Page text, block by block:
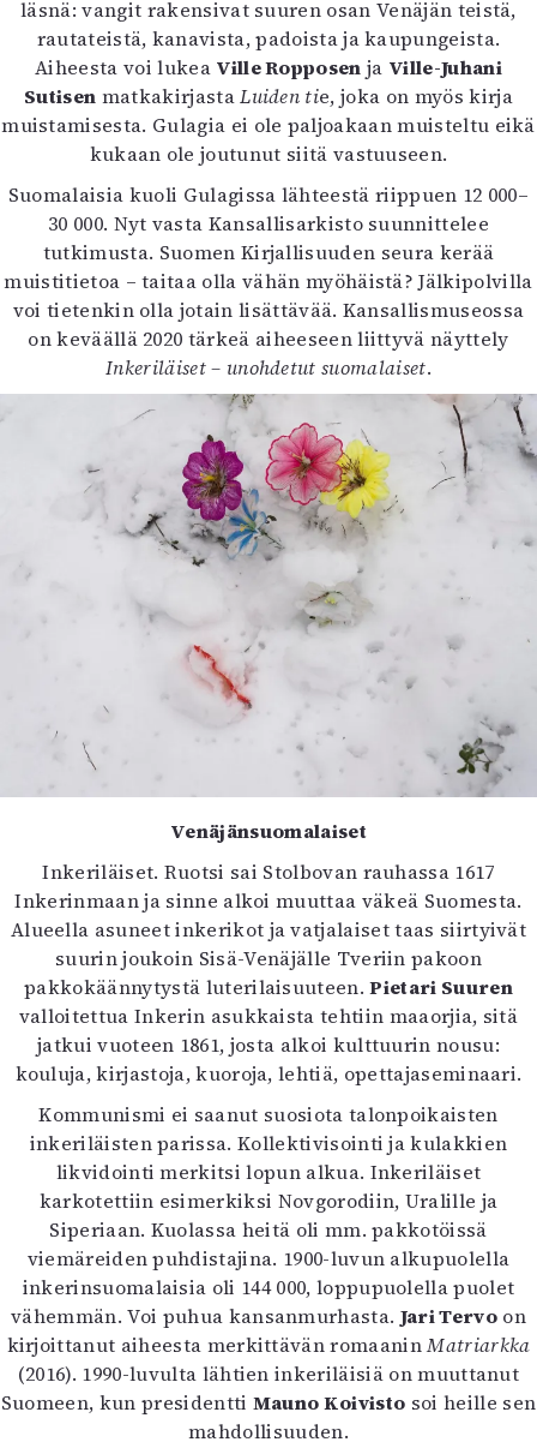
läsnä: vangit rakensivat suuren osan Venäjän teistä,
rautateistä, kanavista, padoista ja kaupungeista.
Aiheesta voi lukea Ville Ropposen ja Ville-Juhani
Sutisen matkakirjastaLuiden tie, joka on myös kirja
muistamisesta. Gulagia ei ole paljoakaan muisteltu eikä
kukaan ole joutunut siitä vastuuseen.
Suomalaisia kuoli Gulagissa lähteestä riippuen 12 000–
30 000. Nyt vasta Kansallisarkisto suunnittelee
tutkimusta. Suomen Kirjallisuuden seura kerää
muistitietoa – taitaa olla vähän myöhäistä? Jälkipolvilla
voi tietenkin olla jotain lisättävää. Kansallismuseossa
on keväällä 2020 tärkeä aiheeseen liittyvä näyttely
Inkeriläiset – unohdetut suomalaiset.
Venäjänsuomalaiset
Inkeriläiset. Ruotsi sai Stolbovan rauhassa 1617
Inkerinmaan ja sinne alkoi muuttaa väkeä Suomesta.
Alueella asuneet inkerikot ja vatjalaiset taas siirtyivät
suurin joukoin Sisä-Venäjälle Tveriin pakoon
pakkokäännytystä luterilaisuuteen.Pietari Suuren
valloitettua Inkerin asukkaista tehtiin maaorjia, sitä
jatkui vuoteen 1861, josta alkoi kulttuurin nousu:
kouluja, kirjastoja, kuoroja, lehtiä, opettajaseminaari.
Kommunismi ei saanut suosiota talonpoikaisten
inkeriläisten parissa. Kollektivisointi ja kulakkien
likvidointi merkitsi lopun alkua. Inkeriläiset
karkotettiin esimerkiksi Novgorodiin, Uralille ja
Siperiaan. Kuolassa heitä oli mm. pakkotöissä
viemäreiden puhdistajina. 1900-luvun alkupuolella
inkerinsuomalaisia oli 144 000, loppupuolella puolet
vähemmän. Voi puhua kansanmurhasta. Jari Tervoon
kirjoittanut aiheesta merkittävän romaaninMatriarkka
(2016). 1990-luvulta lähtien inkeriläisiä on muuttanut
Suomeen, kun presidentti Mauno Koivisto soi heille sen
mahdollisuuden.